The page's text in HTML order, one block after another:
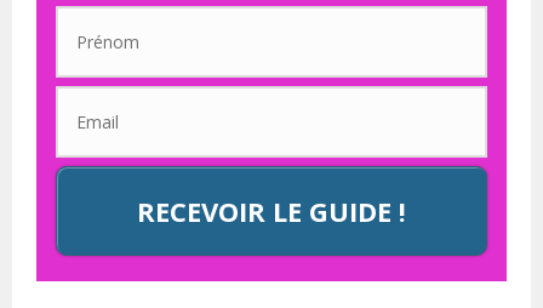
RECEVOIR LE GUIDE !